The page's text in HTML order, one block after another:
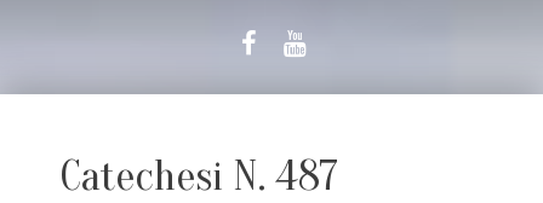
Catechesi N. 487